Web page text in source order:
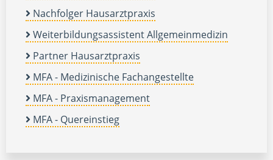
Nachfolger Hausarztpraxis
Weiterbildungsassistent Allgemeinmedizin
Partner Hausarztpraxis
MFA - Medizinische Fachangestellte
MFA - Praxismanagement
MFA - Quereinstieg